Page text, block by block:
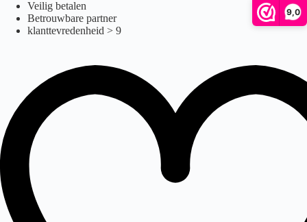
9,0
naar
Veilig betalen
Betrouwbare partner
klanttevredenheid > 9